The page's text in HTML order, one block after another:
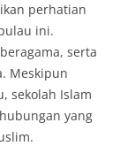
perhatian
ini.
serta
Meskipun
sekolah Islam
yang